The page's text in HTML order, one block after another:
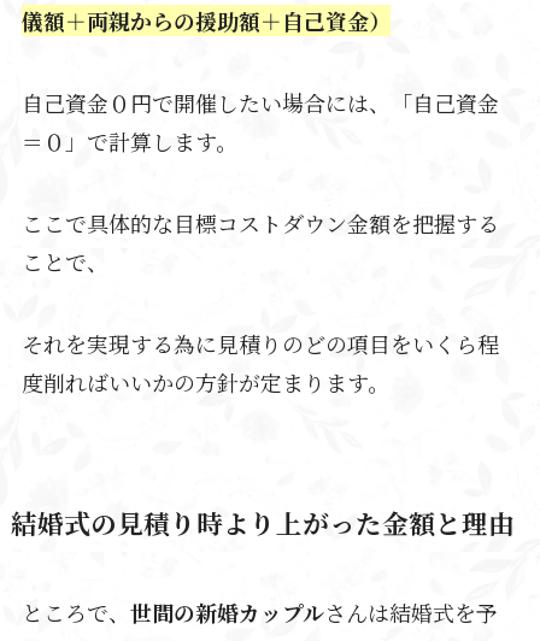
儀額＋両親からの援助額＋自己資金）
自己資金０円で開催したい場合には、「自己資金
＝０」で計算します。
ここで具体的な目標コストダウン金額を把握する
ことで、
それを実現する為に見積りのどの項目をいくら程
度削ればいいかの方針が定まります。
結婚式の見積り時より上がった金額と理由
ところで、 世間の新婚カップルさんは結婚式を予